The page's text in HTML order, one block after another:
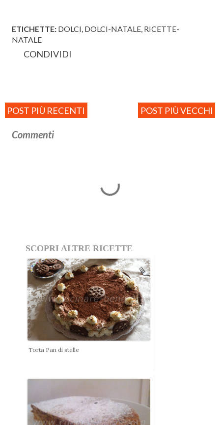
ETICHETTE: DOLCI DOLCI-NATALE RICETTE-
NATALE
CONDIVIDI
POST PIÙ RECENTI POST PIÙ VECCHI
Commenti
SCOPRI ALTRE RICETTE
Torta Pan di stelle